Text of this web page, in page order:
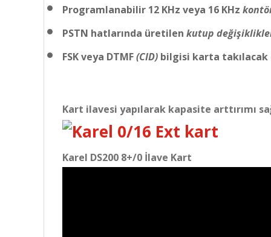
Programlanabilir 12 KHz veya 16 KHz
PSTN hatlarında üretilen kutup
FSK veya DTMF(CID) bilgisi karta
Kart ilavesi yapılarak kapasite arttırımı
Karel DS200 8+/0 İlave Kart